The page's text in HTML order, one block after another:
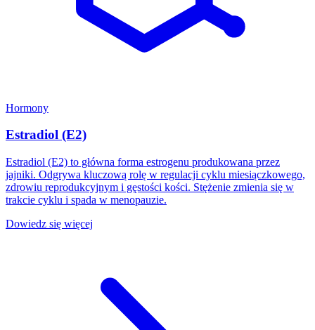
Hormony
Estradiol (E2)
Estradiol (E2) to główna forma estrogenu produkowana przez
jajniki. Odgrywa kluczową rolę w regulacji cyklu miesiączkowego,
zdrowiu reprodukcyjnym i gęstości kości. Stężenie zmienia się w
trakcie cyklu i spada w menopauzie.
Dowiedz się więcej